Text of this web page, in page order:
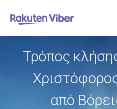
Τρόπος
από